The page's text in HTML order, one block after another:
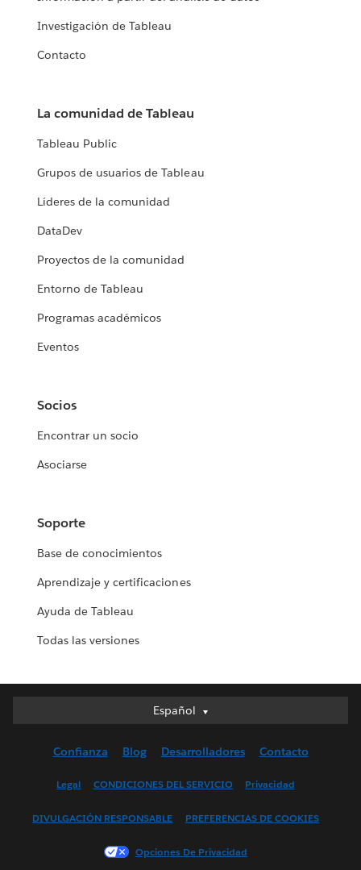
Investigación de Tableau
Contacto
La comunidad de Tableau
Tableau Public
Grupos de usuarios de Tableau
Líderes de la comunidad
DataDev
Proyectos de la comunidad
Entorno de Tableau
Programas académicos
Eventos
Socios
Encontrar un socio
Asociarse
Soporte
Base de conocimientos
Aprendizaje y certificaciones
Ayuda de Tableau
Todas las versiones
Español
Español
English (UK)
Français (France)
Confianza Blog Desarrolladores Contacto
Legal CONDICIONES DEL SERVICIO Privacidad
DIVULGACIÓN RESPONSABLE PREFERENCIAS DE COOKIES
Opciones De Privacidad